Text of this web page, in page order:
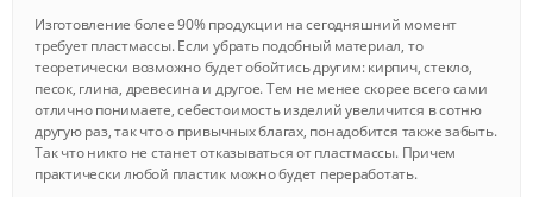
Изготовление более 90% продукции на сегодняшний момент
требует пластмассы. Если убрать подобный материал, то
теоретически возможно будет обойтись другим: кирпич, стекло,
песок, глина, древесина и другое. Тем не менее скорее всего сами
отлично понимаете, себестоимость изделий увеличится в сотню
другую раз, так что о привычных благах, понадобится также забыть.
Так что никто не станет отказываться от пластмассы. Причем
практически любой пластик можно будет переработать.